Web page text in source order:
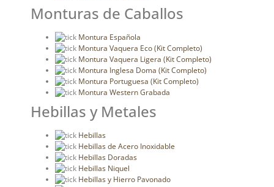
Monturas de Caballos
Montura Española
Montura Vaquera Eco (Kit Completo)
Montura Vaquera Ligera (Kit Completo)
Montura Inglesa Doma (Kit Completo)
Montura Portuguesa (Kit Completo)
Montura Western Grabada
Hebillas y Metales
Hebillas
Hebillas de Acero Inoxidable
Hebillas Doradas
Hebillas Niquel
Hebillas y Hierro Pavonado